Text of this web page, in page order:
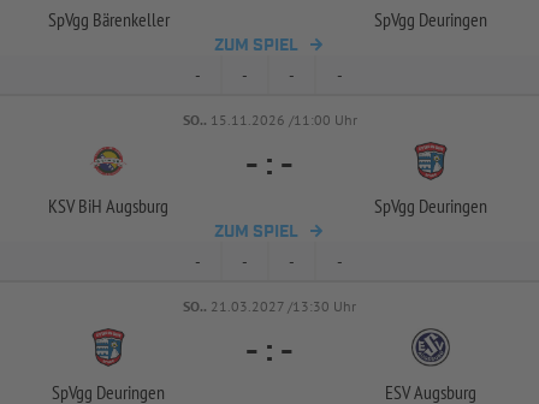
SpVgg Bärenkeller SpVgg Deuringen
ZUM SPIEL
- - - -
SO.. 15.11.2026 /11:00 Uhr
KSV BiH Augsburg
- : -
SpVgg Deuringen
ZUM SPIEL
- - - -
SO.. 21.03.2027 /13:30 Uhr
SpVgg Deuringen
- : -
ESV Augsburg